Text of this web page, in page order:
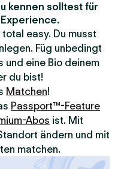
kennen solltest für
total easy. Du musst
Füg unbedingt
und eine Bio deinem
du bist!
Matchen!
Passport™-Feature
Abos ist. Mit
ändern und mit
matchen.